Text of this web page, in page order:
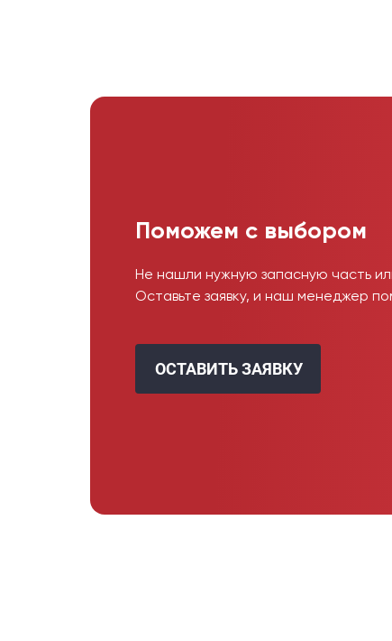
Поможем с выбором
Не нашли нужную запасную часть
Оставьте заявку, и наш менеджер
ОСТАВИТЬ ЗАЯВКУ